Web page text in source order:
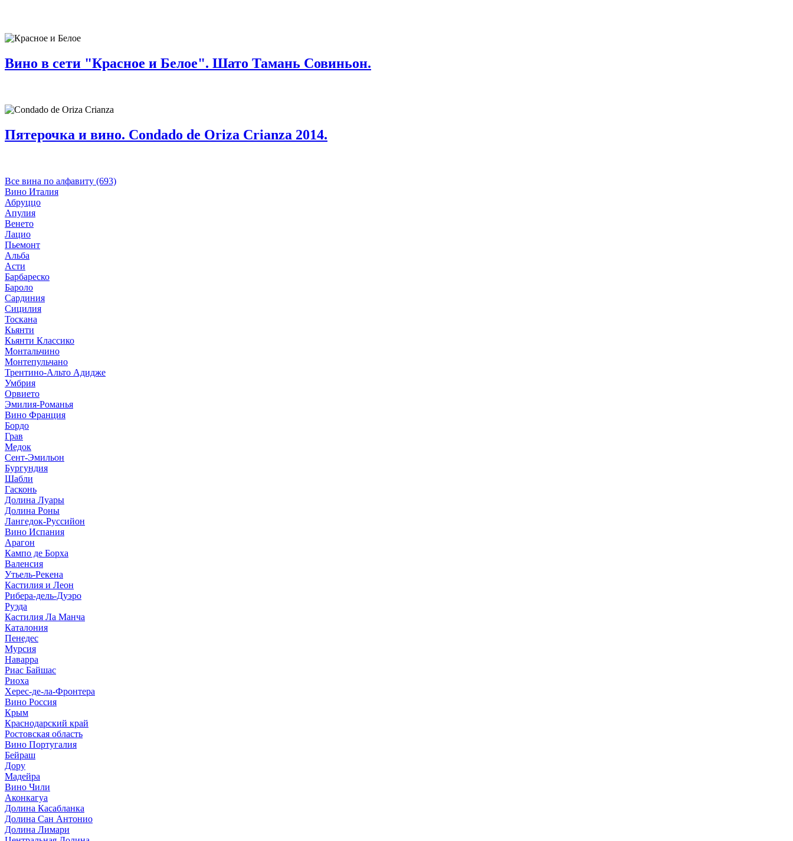
Вино в сети "Красное и Белое". Шато Тамань Совиньон.
Пятерочка и вино. Condado de Oriza Crianza 2014.
Все вина по алфавиту (693)
Вино Италия
Абруццо
Апулия
Венето
Лацио
Пьемонт
Альба
Асти
Барбареско
Бароло
Сардиния
Сицилия
Тоскана
Кьянти
Кьянти Классико
Монтальчино
Монтепульчано
Трентино-Альто Адидже
Умбрия
Орвието
Эмилия-Романья
Вино Франция
Бордо
Грав
Медок
Сент-Эмильон
Бургундия
Шабли
Гасконь
Долина Луары
Долина Роны
Лангедок-Руссийон
Вино Испания
Арагон
Кампо де Борха
Валенсия
Утьель-Рекена
Кастилия и Леон
Рибера-дель-Дуэро
Руэда
Кастилия Ла Манча
Каталония
Пенедес
Мурсия
Наварра
Риас Байшас
Риоха
Херес-де-ла-Фронтера
Вино Россия
Крым
Краснодарский край
Ростовская область
Вино Португалия
Бейраш
Дору
Мадейра
Вино Чили
Аконкагуа
Долина Касабланка
Долина Сан Антонио
Долина Лимари